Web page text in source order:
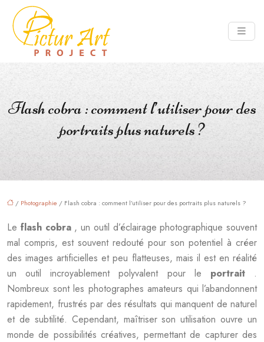
Flash cobra : comment l’utiliser pour des
portraits plus naturels ?
/ Photographie / Flash cobra : comment l’utiliser pour des portraits plus naturels ?
Le flash cobra , un outil d’éclairage photographique souvent
mal compris, est souvent redouté pour son potentiel à créer
des images artificielles et peu flatteuses, mais il est en réalité
un outil incroyablement polyvalent pour le portrait .
Nombreux sont les photographes amateurs qui l’abandonnent
rapidement, frustrés par des résultats qui manquent de naturel
et de subtilité. Cependant, maîtriser son utilisation ouvre un
monde de possibilités créatives, permettant de capturer des